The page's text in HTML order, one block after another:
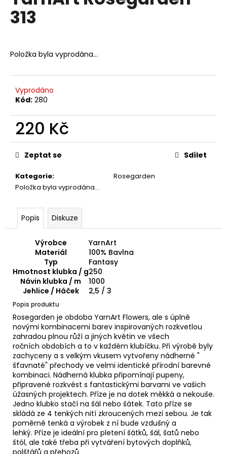
0,0
z
313
Položka byla vyprodána…
Vyprodáno
Kód: 280
220 Kč
Měrná
cena:
Kategorie:
Rosegarden
Položka byla vyprodána…
Zeptat se Sdílet
Popis Diskuze
Výrobce
YarnArt
Materiál
100% Bavlna
Typ
Fantasy
Hmotnost klubka / g250
Návin klubka / m
1000
Jehlice / Háček
2,5 / 3
Popis produktu
Rosegarden je obdoba YarnArt Flowers, ale s úplně
novými kombinacemi barev inspirovaných rozkvetlou
zahradou plnou růží a jiných květin ve všech
ročních obdobích a to v každém klubíčku. Při výrobě byly
zachyceny a s velkým vkusem vytvořeny nádherné "
šťavnaté" přechody ve velmi identické přírodní barevné
kombinaci. Nádherná klubka připomínají pupeny,
připravené rozkvést s fantastickými barvami ve vašich
úžasných projektech. Příze je na dotek měkká a nekouše.
Jedno klubko stačí na šál nebo šátek. Tato příze se
skládá ze 4 tenkých nití zkroucených mezi sebou. Je tak
poměrně tenká a výrobek z ní bude vzdušný a
lehký. Příze je ideální pro pletení šátků, šál, šatů nebo
štól, ale také třeba při vytváření bytových doplňků,
polštářů a přehozů.
a
j
t
HLEDAT
D
o
p
č
m
HIMALAYA
DOLPHIN
BABY
80338
60
Kč